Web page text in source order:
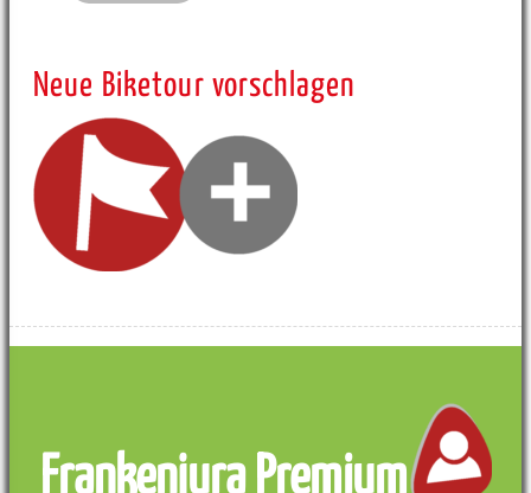
Neue Biketour vorschlagen
Frankenjura Premium